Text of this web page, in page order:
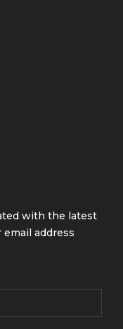
with the latest
email address